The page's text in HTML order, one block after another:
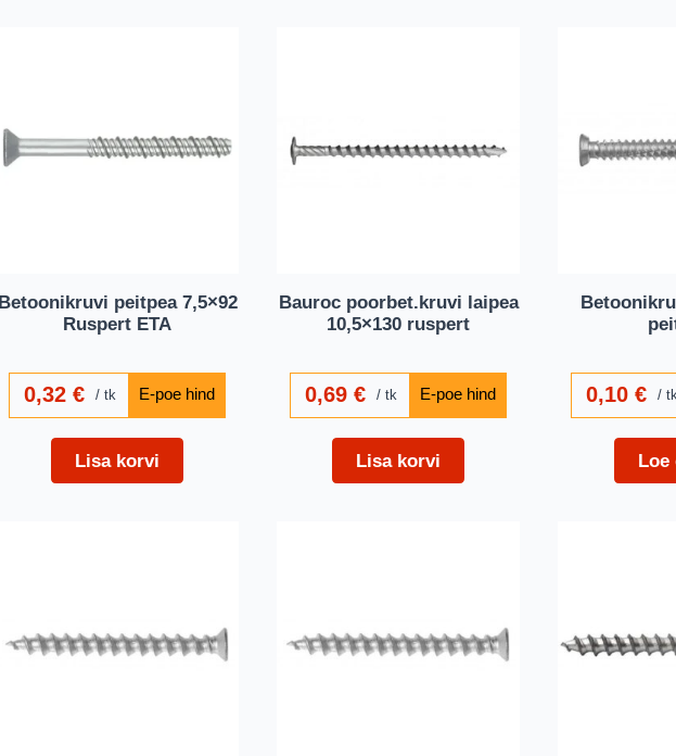
Betoonikruvi peitpea 7,5×92
Ruspert ETA
0,32€ tk
Lisa korvi
Bauroc poorbet.kruvi laipea
10,5×130 ruspert
0,69€ tk
Lisa korvi
0,10€
Loe